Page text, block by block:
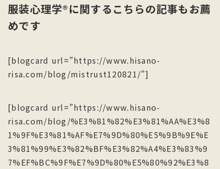
服装心理学®に関するこちらの記事もお薦
めです
[blogcard url=”https://www.hisano-
risa.com/blog/mistrust120821/”]
[blogcard url=”https://www.hisano-
risa.com/blog/%E3%81%82%E3%81%AA%E3%8
1%9F%E3%81%AF%E7%9D%80%E5%9B%9E%E
3%81%99%E3%82%BF%E3%82%A4%E3%83%9
7%EF%BC%9F%E7%9D%80%E5%80%92%E3%8